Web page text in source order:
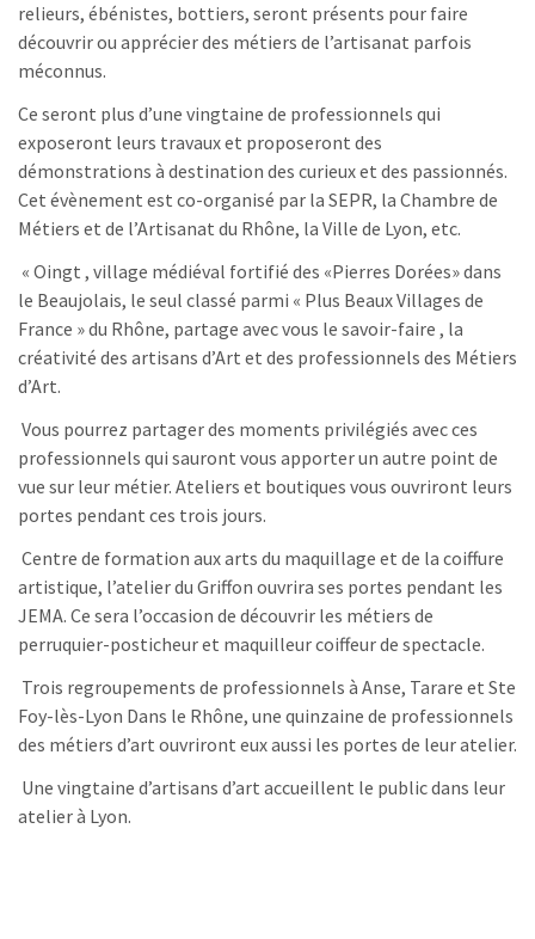
relieurs, ébénistes, bottiers, seront présents pour faire
découvrir ou apprécier des métiers de l’artisanat parfois
méconnus.
Ce seront plus d’une vingtaine de professionnels qui
exposeront leurs travaux et proposeront des
démonstrations à destination des curieux et des passionnés.
Cet évènement est co-organisé par la SEPR, la Chambre de
Métiers et de l’Artisanat du Rhône, la Ville de Lyon, etc.
« Oingt , village médiéval fortifié des «Pierres Dorées» dans
le Beaujolais, le seul classé parmi « Plus Beaux Villages de
France » du Rhône, partage avec vous le savoir-faire , la
créativité des artisans d’Art et des professionnels des Métiers
d’Art.
Vous pourrez partager des moments privilégiés avec ces
professionnels qui sauront vous apporter un autre point de
vue sur leur métier. Ateliers et boutiques vous ouvriront leurs
portes pendant ces trois jours.
Centre de formation aux arts du maquillage et de la coiffure
artistique, l’atelier du Griffon ouvrira ses portes pendant les
JEMA. Ce sera l’occasion de découvrir les métiers de
perruquier-posticheur et maquilleur coiffeur de spectacle.
Trois regroupements de professionnels à Anse, Tarare et Ste
Foy-lès-Lyon Dans le Rhône, une quinzaine de professionnels
des métiers d’art ouvriront eux aussi les portes de leur atelier.
Une vingtaine d’artisans d’art accueillent le public dans leur
atelier à Lyon.